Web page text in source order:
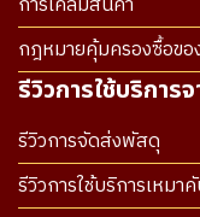
กฎหมายคุ้มครองซื้อขอ
รีวิวการใช้บริการ
รีวิวการจัดส่งพัสดุ
รีวิวการใช้บริการเหมา